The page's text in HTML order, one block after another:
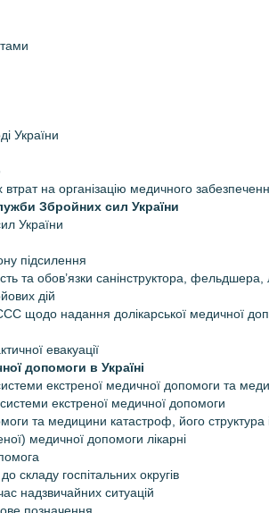
України
на організацію медичного
Збройних cил України
України
підсилення
та обов’язки санінструктора, фельдшера,
дій
щодо надання долікарської медичної
евакуації
допомоги в Україні
екстреної медичної допомоги та
екстреної медичної допомоги
та медицини катастроф, його структура
медичної допомоги лікарні
складу госпітальних округів
надзвичайних ситуацій